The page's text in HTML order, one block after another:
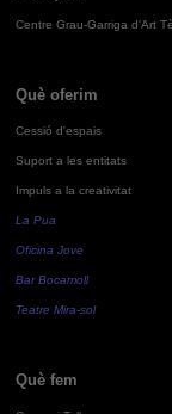
Centre Grau-Garriga d'Art
Què oferim
Cessió d'espais
Suport a les entitats
Impuls a la creativitat
La Pua
Oficina Jove
Bar Bocamoll
Teatre Mira-sol
Què fem